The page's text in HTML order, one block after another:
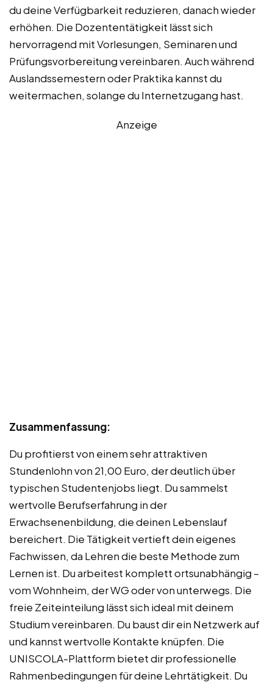
du deine Verfügbarkeit reduzieren, danach wieder
erhöhen. Die Dozententätigkeit lässt sich
hervorragend mit Vorlesungen, Seminaren und
Prüfungsvorbereitung vereinbaren. Auch während
Auslandssemestern oder Praktika kannst du
weitermachen, solange du Internetzugang hast.
Anzeige
Zusammenfassung:
Du profitierst von einem sehr attraktiven
Stundenlohn von 21,00 Euro, der deutlich über
typischen Studentenjobs liegt. Du sammelst
wertvolle Berufserfahrung in der
Erwachsenenbildung, die deinen Lebenslauf
bereichert. Die Tätigkeit vertieft dein eigenes
Fachwissen, da Lehren die beste Methode zum
Lernen ist. Du arbeitest komplett ortsunabhängig –
vom Wohnheim, der WG oder von unterwegs. Die
freie Zeiteinteilung lässt sich ideal mit deinem
Studium vereinbaren. Du baust dir ein Netzwerk auf
und kannst wertvolle Kontakte knüpfen. Die
UNISCOLA-Plattform bietet dir professionelle
Rahmenbedingungen für deine Lehrtätigkeit. Du